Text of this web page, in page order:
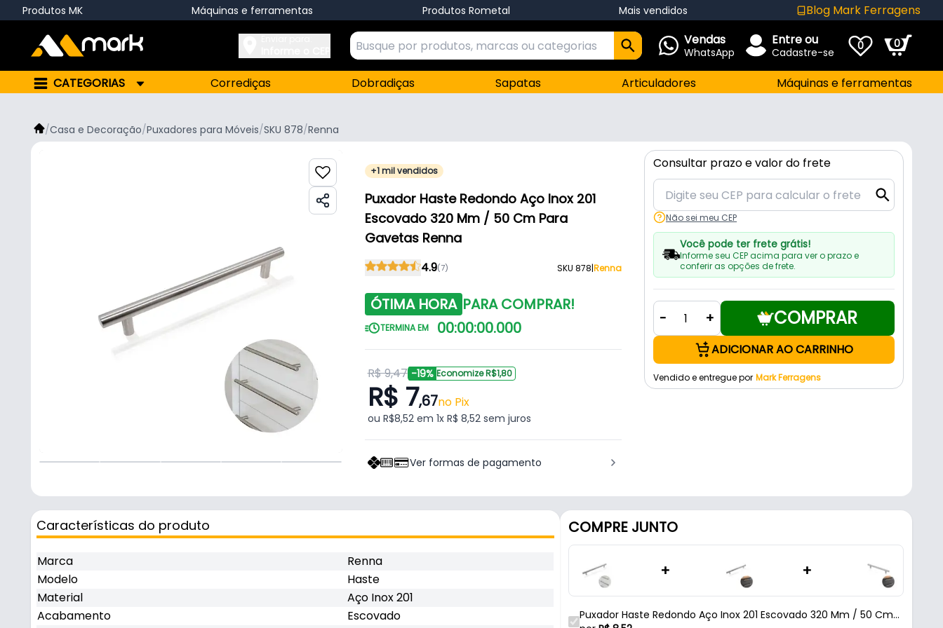
Produtos MK Máquinas e ferramentas Produtos Rometal Mais vendidos Blog Mark Ferragens
Vendas
WhatsApp
Entre ou
Cadastre-se 0 0
CATEGORIAS Corrediças Dobradiças Sapatas Articuladores Máquinas e ferramentas
/Casa e Decoração/Puxadores para Móveis/SKU 878/Renna
+1 mil vendidos
Puxador Haste Redondo Aço Inox 201
Escovado 320 Mm / 50 Cm Para
Gavetas Renna
4.9(7) SKU 878|Renna
ÓTIMA HORA PARA COMPRAR!
TERMINA EM 00:00:00.000
R$ 9,47 -19% Economize R$1,80
R$ 7,67no Pix
ou R$8,52 em 1x R$ 8,52 sem juros
Ver formas de pagamento
Consultar prazo e valor do frete
Não sei meu CEP
Você pode ter frete grátis!
Informe seu CEP acima para ver o prazo e
conferir as opções de frete.
- + COMPRAR
ADICIONAR AO CARRINHO
Vendido e entregue por Mark Ferragens
Características do produto
Marca
Renna
Modelo
Haste
Material
Aço Inox 201
Acabamento
Escovado
COMPRE JUNTO
+ +
Puxador Haste Redondo Aço Inox 201 Escovado 320 Mm / 50 Cm